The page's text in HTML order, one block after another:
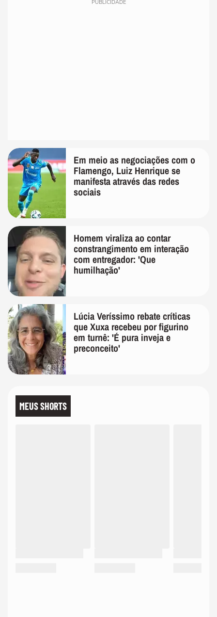
PUBLICIDADE
Em meio as negociações com o
Flamengo, Luiz Henrique se
manifesta através das redes
sociais
Homem viraliza ao contar
constrangimento em interação
com entregador: 'Que
humilhação'
Lúcia Veríssimo rebate críticas
que Xuxa recebeu por figurino
em turnê: 'É pura inveja e
preconceito'
MEUS SHORTS